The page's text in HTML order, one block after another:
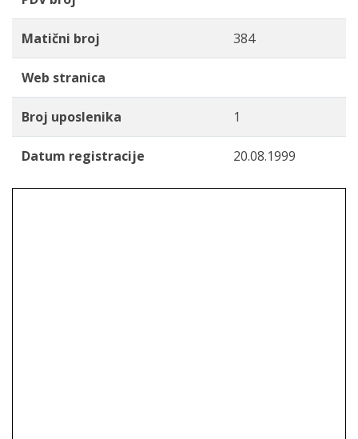
Matični broj 384
Web stranica
Broj uposlenika 1
Datum registracije 20.08.1999